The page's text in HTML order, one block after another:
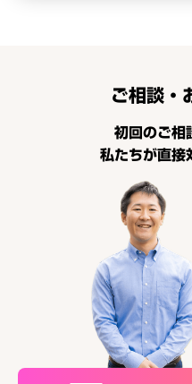
初回のご相
私たちが直接
ご相談・